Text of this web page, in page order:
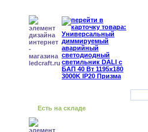
Есть на складе